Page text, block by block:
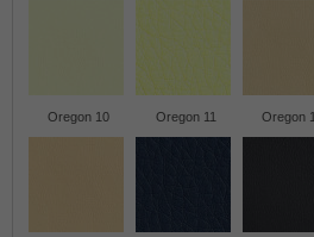
Oregon 10 Oregon 11 Oregon